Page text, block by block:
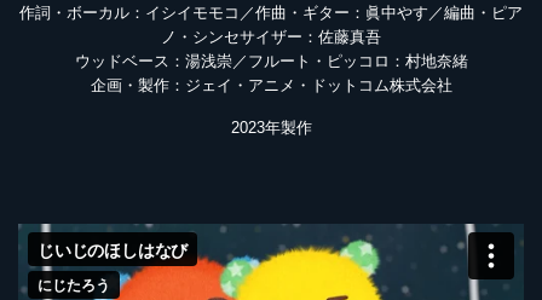
作詞・ボーカル：イシイモモコ／作曲・ギター：眞中やす／編曲・ピア
ノ・シンセサイザー：佐藤真吾
ウッドベース：湯浅崇／フルート・ピッコロ：村地奈緒
企画・製作：ジェイ・アニメ・ドットコム株式会社
2023年製作